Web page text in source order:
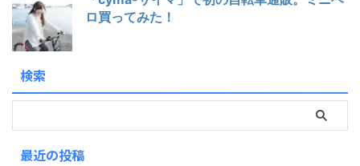
ロ買ってみた！
検索
最近の投稿